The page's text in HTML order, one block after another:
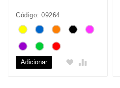
Código: 09264
Adicionar